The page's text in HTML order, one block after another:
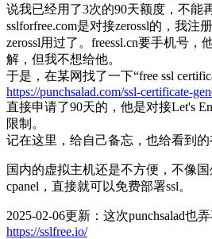
说我已经用了3次的90天额度，不能
sslforfree.com是对接zerossl的，我注
zerossl用过了。freessl.cn要手机号，
解，但我不想给他。
于是，在某网找了一下“free ssl
https://punchsalad.com/ssl-certificate-
直接申请了90天的，他是对接Let's
限制。
记在这里，给自己备忘，也给看到的
国内的虚拟主机还是不方便，不像国
cpanel，直接就可以免费部署ssl。
2025-02-06更新：这次punchsalad也
https://sslfree.io/